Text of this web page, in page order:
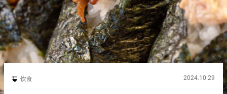
饮食 2024.10.29